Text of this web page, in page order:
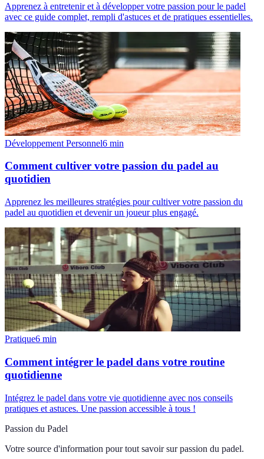
Apprenez à entretenir et à développer votre passion pour le padel
avec ce guide complet, rempli d'astuces et de pratiques essentielles.
Développement Personnel6 min
Comment cultiver votre passion du padel au
quotidien
Apprenez les meilleures stratégies pour cultiver votre passion du
padel au quotidien et devenir un joueur plus engagé.
Pratique6 min
Comment intégrer le padel dans votre routine
quotidienne
Intégrez le padel dans votre vie quotidienne avec nos conseils
pratiques et astuces. Une passion accessible à tous !
Passion du Padel
Votre source d'information pour tout savoir sur passion du padel.